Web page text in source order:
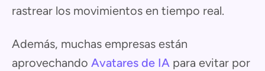
rastrear los movimientos en tiempo real.
Además, muchas empresas están
aprovechando Avatares de IA para evitar por